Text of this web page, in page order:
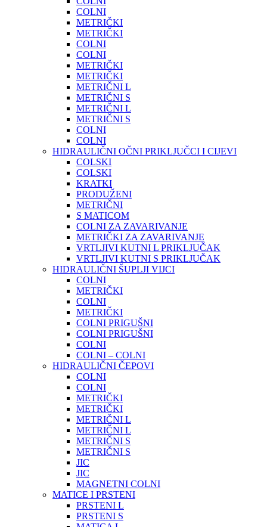
COLNI
METRIČKI
METRIČKI
COLNI
COLNI
METRIČKI
METRIČKI
METRIČNI L
METRIČNI S
METRIČNI L
METRIČNI S
COLNI
COLNI
HIDRAULIČNI OČNI PRIKLJUČCI I CIJEVI
COLSKI
COLSKI
KRATKI
PRODUŽENI
METRIČNI
S MATICOM
COLNI ZA ZAVARIVANJE
METRIČKI ZA ZAVARIVANJE
VRTLJIVI KUTNI L PRIKLJUČAK
VRTLJIVI KUTNI S PRIKLJUČAK
HIDRAULIČNI ŠUPLJI VIJCI
COLNI
METRIČKI
COLNI
METRIČKI
COLNI PRIGUŠNI
COLNI PRIGUŠNI
COLNI
COLNI – COLNI
HIDRAULIČNI ČEPOVI
COLNI
COLNI
METRIČKI
METRIČKI
METRIČNI L
METRIČNI L
METRIČNI S
METRIČNI S
JIC
JIC
MAGNETNI COLNI
MATICE I PRSTENI
PRSTENI L
PRSTENI S